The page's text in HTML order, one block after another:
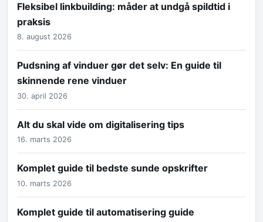
Fleksibel linkbuilding: måder at undgå spildtid i
praksis
8. august 2026
Pudsning af vinduer gør det selv: En guide til
skinnende rene vinduer
30. april 2026
Alt du skal vide om digitalisering tips
16. marts 2026
Komplet guide til bedste sunde opskrifter
10. marts 2026
Komplet guide til automatisering guide